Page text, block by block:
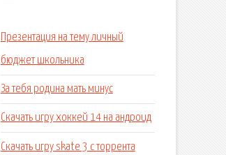
Презентация на тему личный
бюджет школьника
За тебя родина мать минус
Скачать игру хоккей 14 на андроид
Скачать игру skate 3 с торрента